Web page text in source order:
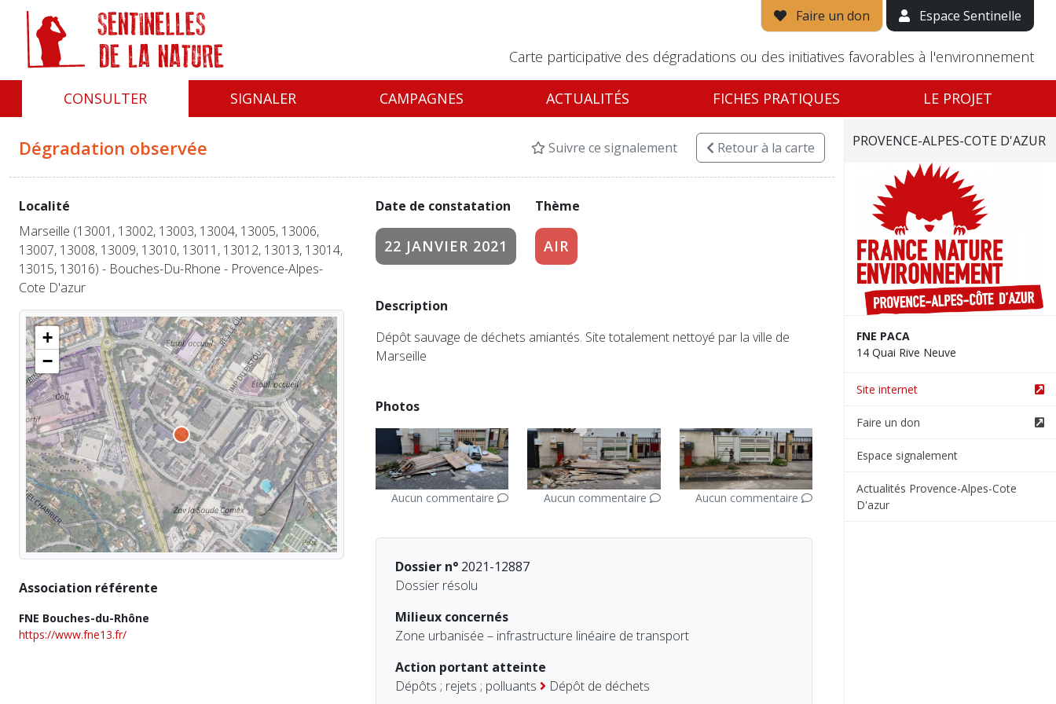
Faire un don Espace Sentinelle
Carte participative des dégradations ou des initiatives favorables à l'environnement
CONSULTER SIGNALER CAMPAGNES ACTUALITÉS FICHES PRATIQUES LE PROJET
Dégradation observée Suivre ce signalement Retourà la carte
Date de constatation
22 JANVIER 2021
Thème
AIR
Description
Dépôt sauvage de déchets amiantés. Site totalement nettoyé par la ville de
Marseille
Photos
Aucun commentaire Aucun commentaire Aucun commentaire
Dossier n°2021-12887
Dossier résolu
Milieux concernés
Zone urbanisée – infrastructure linéaire de transport
Action portant atteinte
Dépôts ; rejets ; polluants
Dépôt de déchets
Localité
Marseille (13001, 13002, 13003, 13004, 13005, 13006,
13007, 13008, 13009, 13010, 13011, 13012, 13013, 13014,
13015, 13016) - Bouches-Du-Rhone - Provence-Alpes-
Cote D'azur
+
−
Association référente
FNE Bouches-du-Rhône
https://www.fne13.fr/
PROVENCE-ALPES-COTE D'AZUR
FNE PACA
14 Quai Rive Neuve
Site internet
Faire un don
Espace signalement
Actualités Provence-Alpes-Cote
D'azur
Panneau de gestion des cookies